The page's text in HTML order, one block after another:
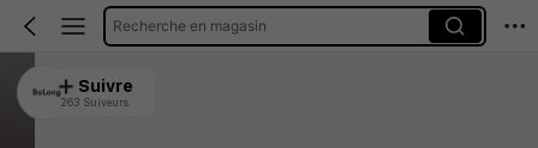
Recherche en magasin
BoLong
4.88
Suivre
263 Suiveurs